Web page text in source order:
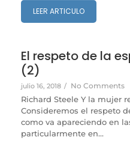
LEER ARTICULO
El respeto de la
(2)
julio 16, 2018 / No Comments
Richard Steele Y la mujer
Consideremos el respeto
como va apareciendo en
particularmente en...